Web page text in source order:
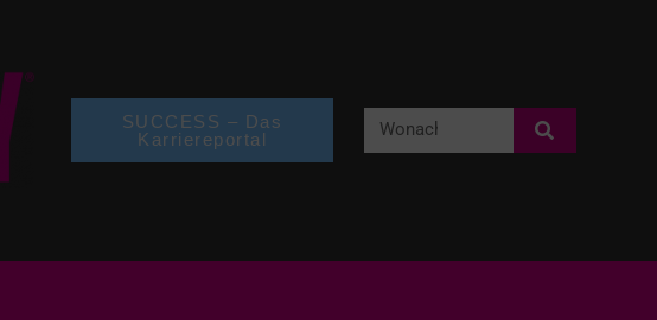
SUCCESS – Das
Karriereportal